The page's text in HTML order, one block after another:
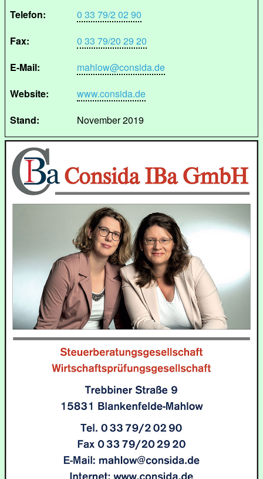
Telefon:
0 33 79/2 02 90
Fax:
0 33 79/20 29 20
E-Mail:
mahlow@consida.de
Website:
www.consida.de
Stand:
November 2019